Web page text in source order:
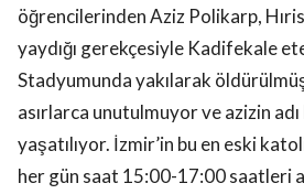
öğrencilerinden Aziz Polikarp,
yaydığı gerekçesiyle Kadifekale
Stadyumunda yakılarak
asırlarca unutulmuyor ve azizin
yaşatılıyor. İzmir’in bu en eski
her gün saat 15:00-17:00 saatleri